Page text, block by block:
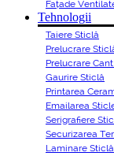
Fațade
Tehnologii
Taiere Sticlă
Prelucrare
Prelucrare
Gaurire Sticlă
Printarea
Emailarea
Serigrafiere
Securizarea
Laminare Sticlă